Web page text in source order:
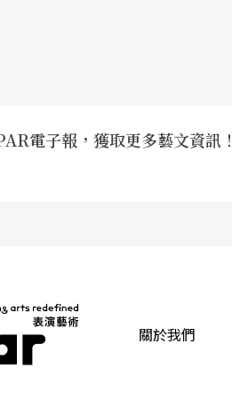
電子報，獲取更多藝文資訊！
關於我們